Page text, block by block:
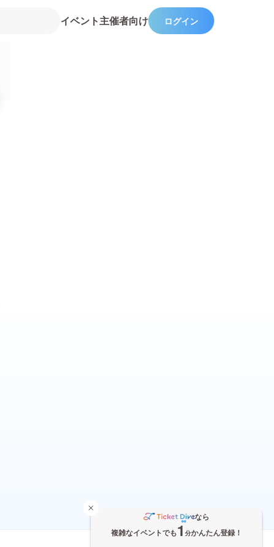
イベント主催者向け ログイン
なら
複雑なイベントでも1 分かんたん登録！